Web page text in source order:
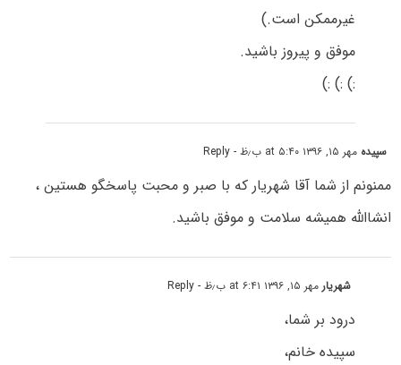
غیرممکن است.)
موفق و پیروز باشید.
:) :) :)
سپیده مهر ۱۵, ۱۳۹۶ at ۵:۴۰ ب٫ظ - Reply
ممنونم از شما آقا شهریار که با صبر و محبت پاسخگو هستین ،
انشاالله همیشه سلامت و موفق باشید.
شهریارمهر ۱۵, ۱۳۹۶ at ۶:۴۱ ب٫ظ - Reply
درود بر شما،
سپیده خانم،